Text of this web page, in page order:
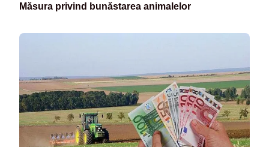
Măsura privind bunăstarea animalelor